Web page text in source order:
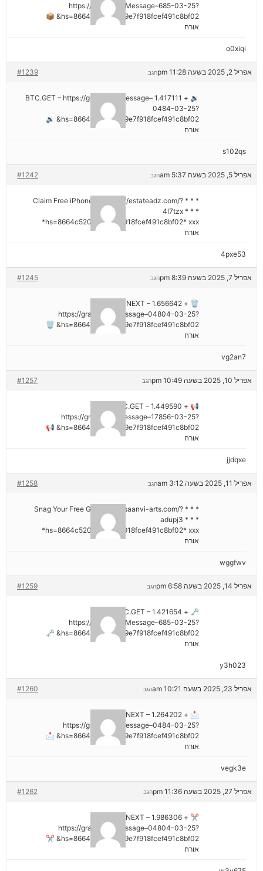
https://graph.org/Message–685-03-25?
hs=8664c520642b9e7f918fcef491c8bf02& 📦
אורח
o0xiqi
אפריל 2, 2025 בשעה 11:28 pm #1239 הגב
🔉 + 1.417111 BTC.GET – https://graph.org/Message–
0484-03-25?
hs=8664c520642b9e7f918fcef491c8bf02& 🔉
אורח
s102qs
אפריל 5, 2025 בשעה 5:37 am #1242 הגב
* * * Claim Free iPhone 16: https://estateadz.com/?
4l7tzx * * *
hs=8664c520642b9e7f918fcef491c8bf02* ххх*
אורח
4pxe53
אפריל 7, 2025 בשעה 8:39 pm #1245 הגב
🗑 + 1.656642 BTC.NEXT –
https://graph.org/Message–04804-03-25?
hs=8664c520642b9e7f918fcef491c8bf02& 🗑
אורח
vg2an7
אפריל 10, 2025 בשעה 10:49 pm #1257 הגב
📢 + 1.449590 BTC.GET –
https://graph.org/Message–17856-03-25?
hs=8664c520642b9e7f918fcef491c8bf02& 📢
אורח
jjdqxe
אפריל 11, 2025 בשעה 3:12 am #1258 הגב
* * * Snag Your Free Gift: https://saanvi-arts.com/?
adupj3 * * *
hs=8664c520642b9e7f918fcef491c8bf02* ххх*
אורח
wggfwv
אפריל 14, 2025 בשעה 6:58 pm #1259 הגב
🗝 + 1.421654 BTC.GET –
https://graph.org/Message–685-03-25?
hs=8664c520642b9e7f918fcef491c8bf02& 🗝
אורח
y3h023
אפריל 23, 2025 בשעה 10:21 am #1260 הגב
📩 + 1.264202 BTC.NEXT –
https://graph.org/Message–0484-03-25?
hs=8664c520642b9e7f918fcef491c8bf02& 📩
אורח
vegk3e
אפריל 27, 2025 בשעה 11:36 pm #1262 הגב
✂ + 1.986306 BTC.NEXT –
https://graph.org/Message–04804-03-25?
hs=8664c520642b9e7f918fcef491c8bf02& ✂
אורח